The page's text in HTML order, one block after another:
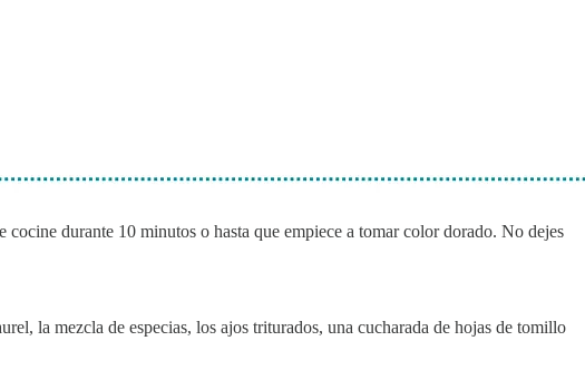
durante 10 minutos o hasta que empiece a tomar color dorado. No dejes
la mezcla de especias, los ajos triturados, una cucharada de hojas de tomillo